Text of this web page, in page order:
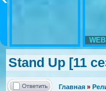
Stand Up [11
Главная »